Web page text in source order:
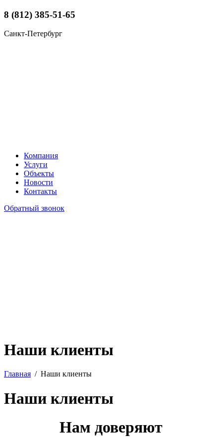
8 (812) 385-51-65
Санкт-Петербург
Компания
Услуги
Объекты
Новости
Контакты
Обратный звонок
Наши клиенты
Главная Наши клиенты
Наши клиенты
Нам доверяют